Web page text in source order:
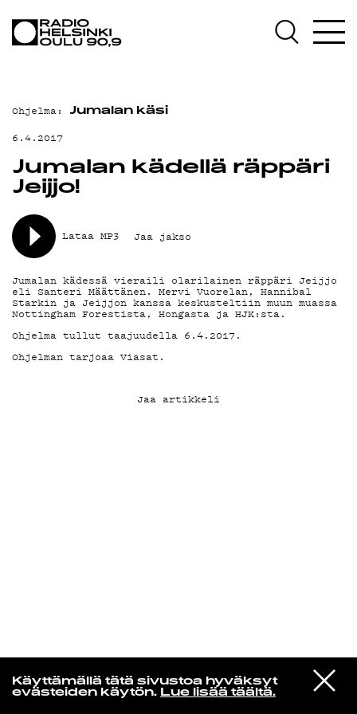
Käyttämällä tätä sivustoa hyväksyt
evästeiden käytön. Lue lisää täältä.
VIESTI
STUDIOON
The Cure
Lullaby
AJANKOHTAISTA
TEKIJÄT
ON-DEMAND
PODCAST
MAINOSTA
YHTEYSTIEDOT
G LIVELAB
YSTÄVÄKLUBI
TIETOSUOJA
Ohjelma: Jumalan käsi
6.4.2017
Jumalan kädellä räppäri
Jeijjo!
Lataa MP3 Jaa jakso
Jumalan kädessä vieraili olarilainen räppäri Jeijjo
eli Santeri Määttänen. Mervi Vuorelan, Hannibal
Starkin ja Jeijjon kanssa keskusteltiin muun muassa
Nottingham Forestista, Hongasta ja HJK:sta.
Ohjelma tullut taajuudella 6.4.2017.
Ohjelman tarjoaa Viasat.
Jaa artikkeli